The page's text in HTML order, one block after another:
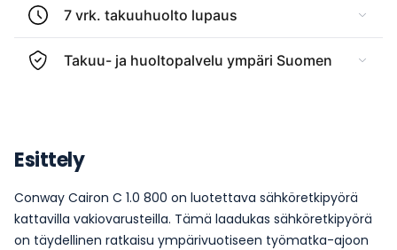
7 vrk. takuuhuolto lupaus
Takuu- ja huoltopalvelu ympäri Suomen
Esittely
Conway Cairon C 1.0 800 on luotettava sähköretkipyörä
kattavilla vakiovarusteilla. Tämä laadukas sähköretkipyörä
on täydellinen ratkaisu ympärivuotiseen työmatka-ajoon